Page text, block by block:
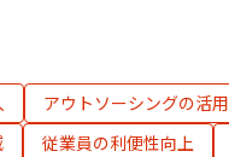
アウトソーシングの活用
従業員の利便性向上